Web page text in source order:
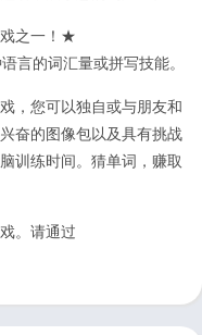
之一！★
言的词汇量或拼写技能。
，您可以独自或与朋友和
奋的图像包以及具有挑战
训练时间。猜单词，赚取
。请通过